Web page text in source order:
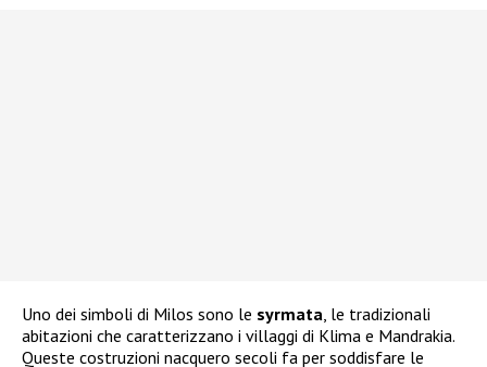
Uno dei simboli di Milos sono le syrmata , le tradizionali
abitazioni che caratterizzano i villaggi di Klima e Mandrakia.
Queste costruzioni nacquero secoli fa per soddisfare le